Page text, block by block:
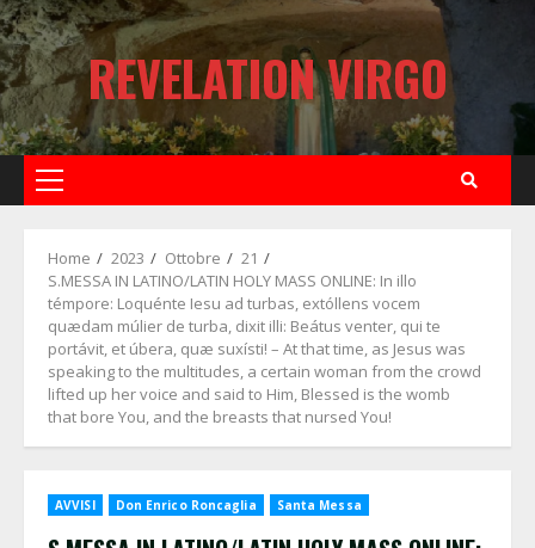
Skip
to
content
REVELATION VIRGO
Primary
Home 2023 Ottobre
21
S.MESSA IN LATINO/LATIN HOLY MASS ONLINE: In illo
témpore: Loquénte Iesu ad turbas, extóllens vocem
quædam múlier de turba, dixit illi: Beátus venter, qui te
portávit, et úbera, quæ suxísti! – At that time, as Jesus was
speaking to the multitudes, a certain woman from the crowd
lifted up her voice and said to Him, Blessed is the womb
that bore You, and the breasts that nursed You!
AVVISI Don Enrico Roncaglia Santa Messa